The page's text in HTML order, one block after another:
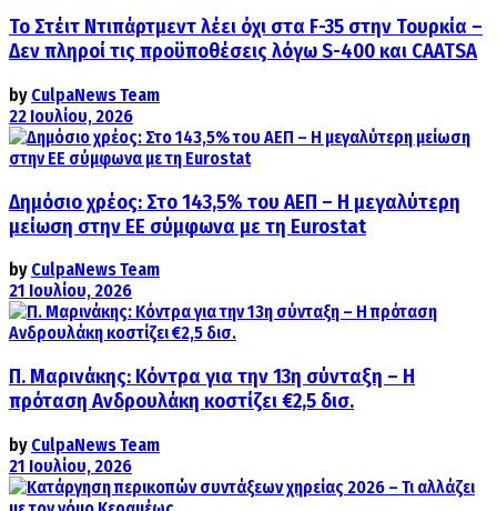
Το Στέιτ Ντιπάρτμεντ λέει όχι στα F-35 στην Τουρκία –
Δεν πληροί τις προϋποθέσεις λόγω S-400 και CAATSA
by CulpaNews Team
22 Ιουλίου, 2026
Δημόσιο χρέος: Στο 143,5% του ΑΕΠ – Η μεγαλύτερη
μείωση στην ΕΕ σύμφωνα με τη Eurostat
by CulpaNews Team
21 Ιουλίου, 2026
Π. Μαρινάκης: Κόντρα για την 13η σύνταξη – Η
πρόταση Ανδρουλάκη κοστίζει €2,5 δισ.
by CulpaNews Team
21 Ιουλίου, 2026